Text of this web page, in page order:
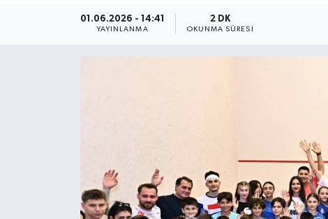
01.06.2026 - 14:41
YAYINLANMA
2 DK
OKUNMA SÜRESI